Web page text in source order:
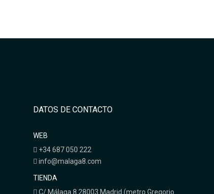
DATOS DE CONTACTO
WEB
+34 687 050 222
info@malaga8.com
TIENDA
C/ Málaga 8 28003 Madrid (metro Gregorio